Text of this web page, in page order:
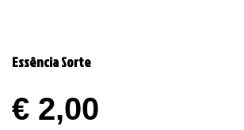
Essência Sorte
€ 2,00